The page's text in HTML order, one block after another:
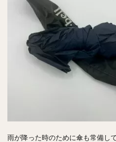
雨が降った時のために傘も常備し